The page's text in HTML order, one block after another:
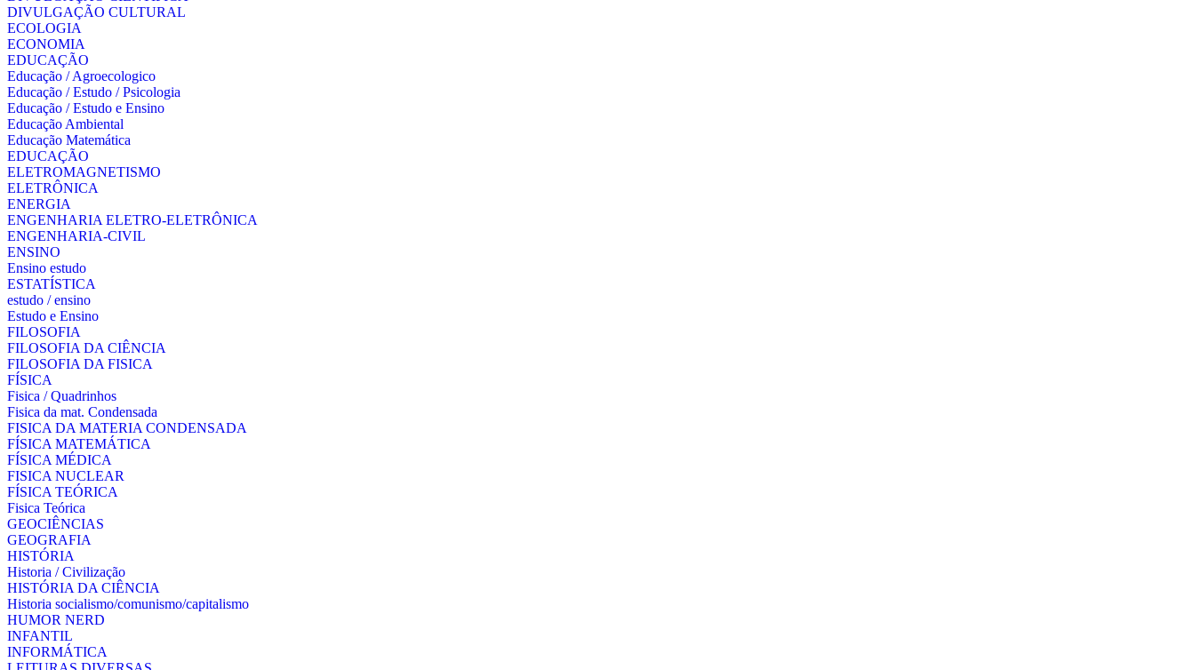
DIVULGAÇÃO CULTURAL
ECOLOGIA
ECONOMIA
EDUCAÇÃO
Educação / Agroecologico
Educação / Estudo / Psicologia
Educação / Estudo e Ensino
Educação Ambiental
Educação Matemática
EDUCAÇÃO
ELETROMAGNETISMO
ELETRÔNICA
ENERGIA
ENGENHARIA ELETRO-ELETRÔNICA
ENGENHARIA-CIVIL
ENSINO
Ensino estudo
ESTATÍSTICA
estudo / ensino
Estudo e Ensino
FILOSOFIA
FILOSOFIA DA CIÊNCIA
FILOSOFIA DA FISICA
FÍSICA
Fisica / Quadrinhos
Fisica da mat. Condensada
FISICA DA MATERIA CONDENSADA
FÍSICA MATEMÁTICA
FÍSICA MÉDICA
FISICA NUCLEAR
FÍSICA TEÓRICA
Fisica Teórica
GEOCIÊNCIAS
GEOGRAFIA
HISTÓRIA
Historia / Civilização
HISTÓRIA DA CIÊNCIA
Historia socialismo/comunismo/capitalismo
HUMOR NERD
INFANTIL
INFORMÁTICA